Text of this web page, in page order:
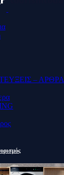
– ΑΡΘΡΑ